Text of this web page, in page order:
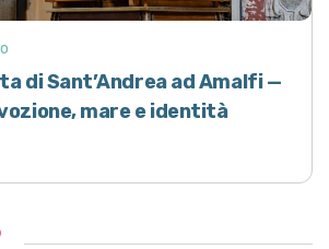
di Sant’Andrea ad Amalfi —
mare e identità